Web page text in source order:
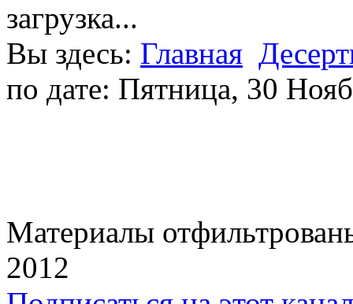
загрузка...
Вы здесь: Главная
по дате: Пятница, 30
Материалы
2012